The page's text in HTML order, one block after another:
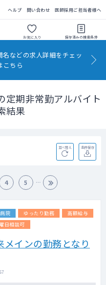
ヘルプ 問い合わせ 医師採用ご担当者様へ
お気に入り 保存済みの検索条件
などの求人詳細をチェッ
こちら
定期非常勤アルバイト
結果
並べ替え 条件保存
4 5
病院 ゆったり勤務
高額給与
日相談可
メインの勤務となり